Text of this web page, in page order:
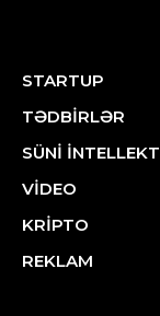
STARTUP
TƏDBİRLƏR
SÜNİ İNTELLEKT
VİDEO
KRİPTO
REKLAM